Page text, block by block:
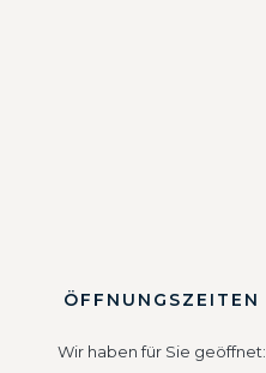
ÖFFNUNGSZEITEN
Wir haben für Sie geöffnet: